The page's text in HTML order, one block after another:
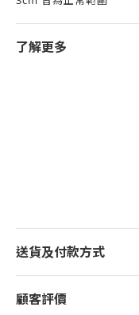
了解更多
送貨及付款方式
顧客評價